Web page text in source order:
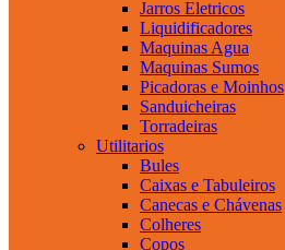
Jarros Eletricos
Liquidificadores
Maquinas Agua
Maquinas Sumos
Picadoras e Moinhos
Sanduicheiras
Torradeiras
Utilitarios
Bules
Caixas e Tabuleiros
Canecas e Chávenas
Colheres
Copos